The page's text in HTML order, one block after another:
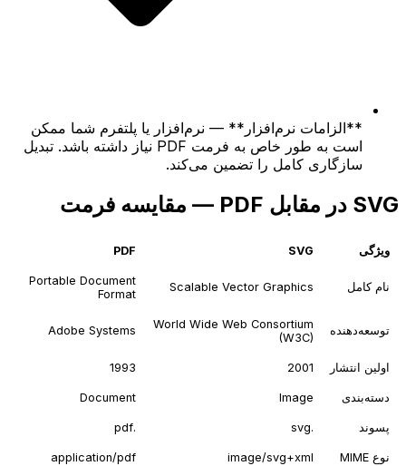
**الزامات نرم‌افزار** — نرم‌افزار یا پلتفرم شما ممکن
است به طور خاص به فرمت PDF نیاز داشته باشد. تبدیل
سازگاری کامل را تضمین می‌کند.
SVG در مقابل PDF — مقایسه فرمت
ویژگی SVG
PDF
نام کامل Scalable Vector Graphics
Portable Document
Format
توسعه‌دهنده
World Wide Web Consortium
(W3C)
Adobe Systems
اولین انتشار 2001
1993
دسته‌بندی Image
Document
پسوند .svg
.pdf
نوع MIME image/svg+xml
application/pdf